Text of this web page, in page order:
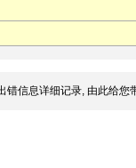
错信息详细记录, 由此给您